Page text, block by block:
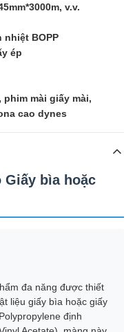
v.v.
nhiệt BOPP
ép
, phim mài giấy mài,
cao dynes
Giấy bìa hoặc
đa năng được thiết
liệu giấy bìa hoặc giấy
định